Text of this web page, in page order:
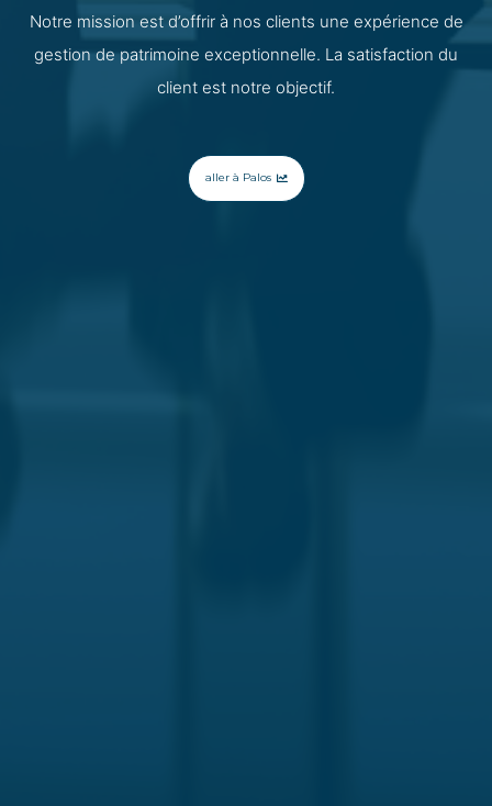
Notre mission est d’offrir à nos clients une expérience de
gestion de patrimoine exceptionnelle. La satisfaction du
client est notre objectif.
aller à Palos